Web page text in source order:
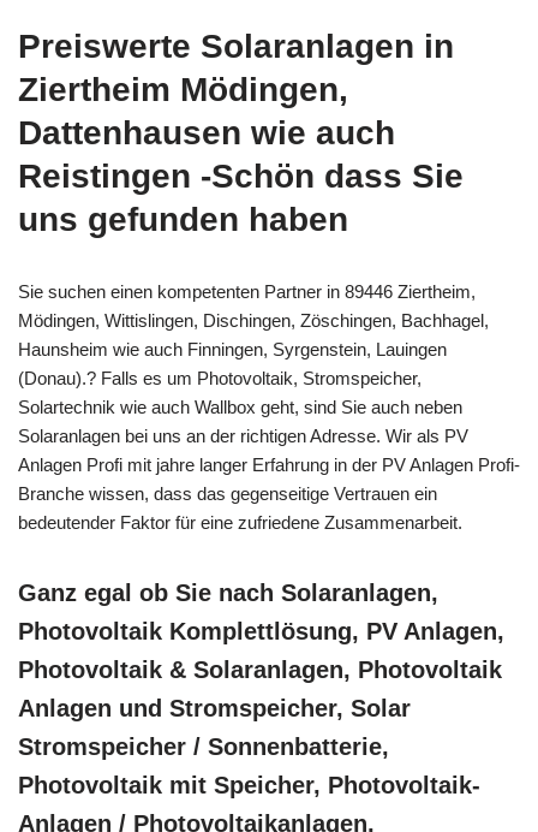
Preiswerte Solaranlagen in
Ziertheim Mödingen,
Dattenhausen wie auch
Reistingen -Schön dass Sie
uns gefunden haben
Sie suchen einen kompetenten Partner in 89446 Ziertheim,
Mödingen, Wittislingen, Dischingen, Zöschingen, Bachhagel,
Haunsheim wie auch Finningen, Syrgenstein, Lauingen
(Donau).? Falls es um Photovoltaik, Stromspeicher,
Solartechnik wie auch Wallbox geht, sind Sie auch neben
Solaranlagen bei uns an der richtigen Adresse. Wir als PV
Anlagen Profi mit jahre langer Erfahrung in der PV Anlagen Profi-
Branche wissen, dass das gegenseitige Vertrauen ein
bedeutender Faktor für eine zufriedene Zusammenarbeit.
Ganz egal ob Sie nach Solaranlagen,
Photovoltaik Komplettlösung, PV Anlagen,
Photovoltaik & Solaranlagen, Photovoltaik
Anlagen und Stromspeicher, Solar
Stromspeicher / Sonnenbatterie,
Photovoltaik mit Speicher, Photovoltaik-
Anlagen / Photovoltaikanlagen,